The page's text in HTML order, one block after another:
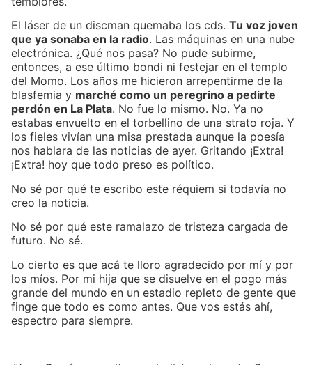
El láser de un discman quemaba los cds. Tu voz joven
que ya sonaba en la radio. Las máquinas en una nube
electrónica. ¿Qué nos pasa? No pude subirme,
entonces, a ese último bondi ni festejar en el templo
del Momo. Los años me hicieron arrepentirme de la
blasfemia y marché como un peregrino a pedirte
perdón en La Plata. No fue lo mismo. No. Ya no
estabas envuelto en el torbellino de una strato roja. Y
los fieles vivían una misa prestada aunque la poesía
nos hablara de las noticias de ayer. Gritando ¡Extra!
¡Extra! hoy que todo preso es político.
No sé por qué te escribo este réquiem si todavía no
creo la noticia.
No sé por qué este ramalazo de tristeza cargada de
futuro. No sé.
Lo cierto es que acá te lloro agradecido por mí y por
los míos. Por mi hija que se disuelve en el pogo más
grande del mundo en un estadio repleto de gente que
finge que todo es como antes. Que vos estás ahí,
espectro para siempre.